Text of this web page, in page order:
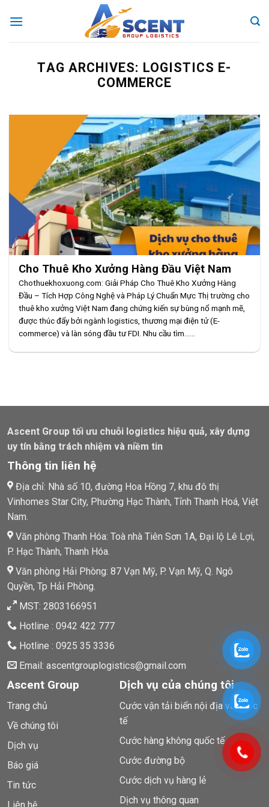
TAG ARCHIVES: LOGISTICS E-
COMMERCE
Cho Thuê Kho Xưởng Hàng Đầu Việt Nam
Chothuekhoxuong.com: Giải Pháp Cho Thuê Kho Xưởng Hàng
Đầu – Tích Hợp Công Nghệ và Pháp Lý Chuẩn Mực Thị trường cho
thuê kho xưởng Việt Nam đang chứng kiến sự bùng nổ mạnh mẽ,
được thúc đẩy bởi ngành logistics, thương mại điện tử (E-
commerce) và làn sóng đầu tư FDI. Nhu cầu tìm......
Ascent Group tối ưu chuỗi logistics hiệu quả, xây dựng
uy tín bằng trách nhiệm và niềm tin
Thông tin liên hệ
Địa chỉ: Nhà số 10, đường Hoa Hồng 7, khu đô thị
Vinhomes Star City, Phường Hạc Thành, Tỉnh Thanh Hoá, Việt
Nam.
Văn phòng Thanh Hóa: Toà nhà Tiên Sơn 1A, Đại lộ Lê Lợi,
P. Hạc Thành, Thanh Hóa.
Văn phòng Hải Phòng: 87 Vạn Mỹ, P. Vạn Mỹ, Q. Ngô
Quyền, Tp Hải Phòng.
MST: 2803166951
Hotline : 0942 422 777
Hotline : 0925 35 3336
Email: ascentgrouplogistics@gmail.com
Ascent Group
Trang chủ
Về chúng tôi
Dịch vụ
Báo giá
Tin tức
Liên hệ
Dịch vụ của chúng tôi
Cước vận tải biển nội địa và quốc
tế
Cước hàng không quốc tế
Cước đường bộ
Cước dịch vụ hàng lẻ
Dịch vụ thông quan